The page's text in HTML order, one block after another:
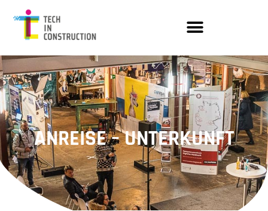
ANREISE – UNTERKUNFT